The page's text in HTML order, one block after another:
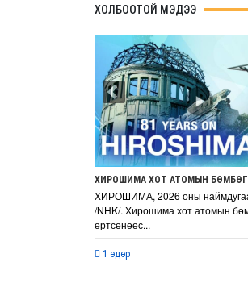
ХОЛБООТОЙ МЭДЭЭ
ХИРОШИМА ХОТ АТОМЫН
ХИРОШИМА, 2026 оны
/NHK/. Хирошима хот атомын
өртсөнөөс...
1 өдөр
Previous